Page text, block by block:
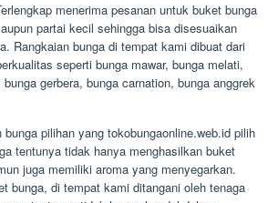
menerima pesanan untuk buket bunga
partai kecil sehingga bisa disesuaikan
Rangkaian bunga di tempat kami dibuat dari
seperti bunga mawar, bunga melati,
gerbera, bunga carnation, bunga anggrek
bunga pilihan yang tokobungaonline.web.id pilih
tentunya tidak hanya menghasilkan buket
juga memiliki aroma yang menyegarkan.
bunga, di tempat kami ditangani oleh tenaga